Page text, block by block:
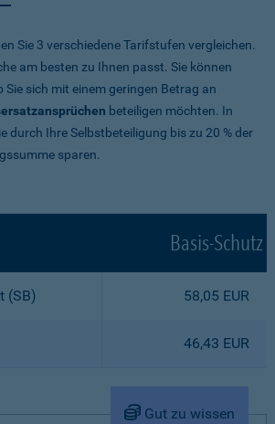
Sie 3 verschiedene Tarifstufen vergleichen.
am besten zu Ihnen passt. Sie können
Sie sich mit einem geringen Betrag an
beteiligen möchten. In
durch Ihre Selbstbeteiligung bis zu 20 % der
sparen.
Basis-Schutz
(SB) 58,05 EUR
46,43 EUR
Gut zu wissen